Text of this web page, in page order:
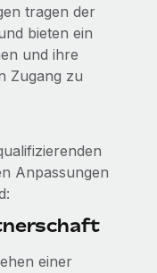
von IT-
sein Team mit
KI-basierte
Remote
tragen der
bieten ein
und ihre
Zugang zu
Anpassungen
einer